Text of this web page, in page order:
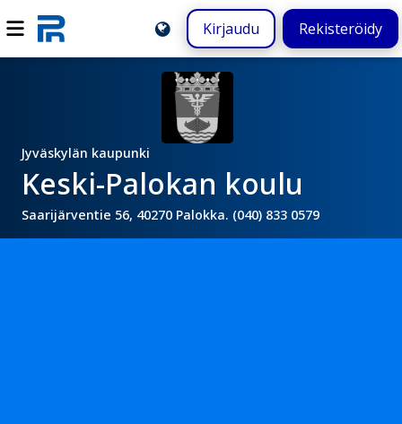
Kirjaudu Rekisteröidy
Jyväskylän kaupunki
Keski-Palokan koulu
Saarijärventie 56, 40270 Palokka. (040) 833 0579